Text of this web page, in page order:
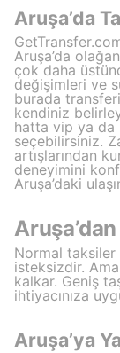
Aruşa’da
Aruşa’da
çok daha
değişimleri ve
burada
kendiniz
hatta vip ya da
seçebilirsiniz.
artışlarından
deneyimini
Aruşa’daki
Normal taksiler
isteksizdir.
kalkar. Geniş
ihtiyacınıza
Aruşa’ya